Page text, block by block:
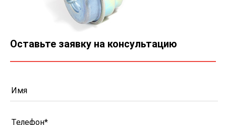
Оставьте заявку на консультацию